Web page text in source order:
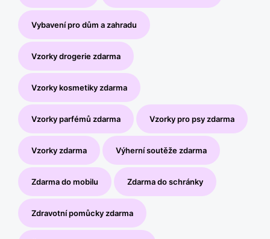
Vybavení pro dům a zahradu
Vzorky drogerie zdarma
Vzorky kosmetiky zdarma
Vzorky parfémů zdarma Vzorky pro psy zdarma
Vzorky zdarma Výherní soutěže zdarma
Zdarma do mobilu Zdarma do schránky
Zdravotní pomůcky zdarma